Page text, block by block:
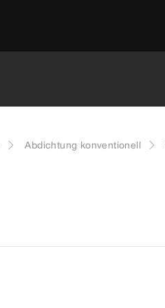
Abdichtung konventionell